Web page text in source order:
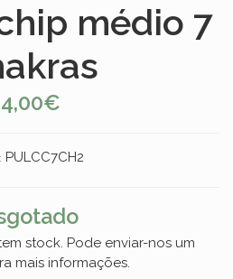
médio 7
4,00€
PULCC7CH2
stock. Pode enviar-nos um
mais informações.